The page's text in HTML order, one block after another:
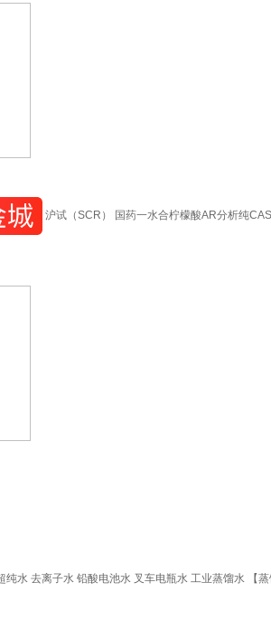
沪试（SCR） 国药一水合柠檬酸AR分析纯
纯水 去离子水 铅酸电池水 叉车电瓶水 工业蒸馏水 【